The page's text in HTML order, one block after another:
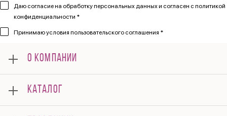
Даю согласие на обработку персональных данных и согласен с политикой
конфиденциальности *
Принимаюусловия пользовательского соглашения *
О КОМПАНИИ
Мероприятия
Корпоративным клиентам
КАТАЛОГ